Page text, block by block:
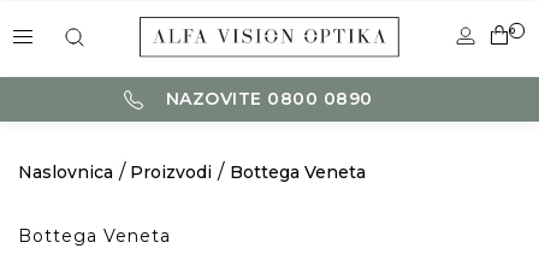
0
NAZOVITE 0800 0890
Naslovnica Proizvodi Bottega Veneta
Bottega Veneta